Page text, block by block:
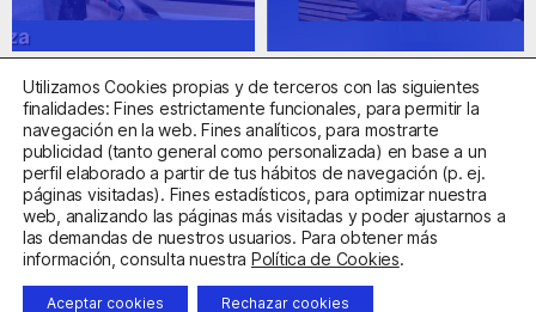
Centro Sanitario Autorizado con el código E08737002
Aviso LegalPolítica de PrivacidadPolítica de Cookies
Utilizamos Cookies propias y de terceros con las siguientes
finalidades: Fines estrictamente funcionales, para permitir la
navegación en la web. Fines analíticos, para mostrarte
publicidad (tanto general como personalizada) en base a un
perfil elaborado a partir de tus hábitos de navegación (p. ej.
páginas visitadas). Fines estadísticos, para optimizar nuestra
web, analizando las páginas más visitadas y poder ajustarnos a
las demandas de nuestros usuarios. Para obtener más
información, consulta nuestra Política de Cookies.
Aceptar cookies Rechazar cookies